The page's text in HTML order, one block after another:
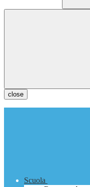
close
Scuola